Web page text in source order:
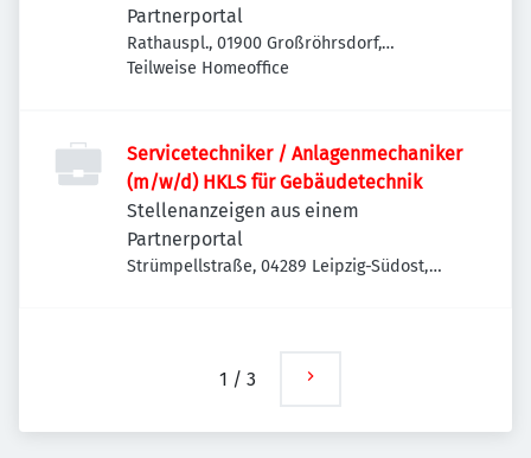
Partnerportal
Rathauspl., 01900 Großröhrsdorf,
Deutschland
Teilweise Homeoffice
Servicetechniker / Anlagenmechaniker
(m/w/d) HKLS für Gebäudetechnik
Stellenanzeigen aus einem
Partnerportal
Strümpellstraße, 04289 Leipzig-Südost,
1 / 3